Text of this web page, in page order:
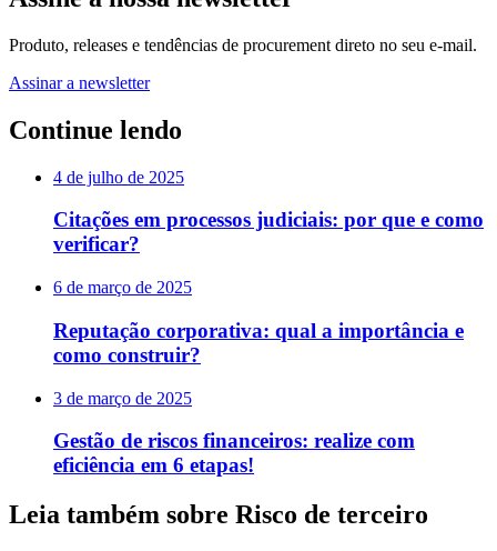
Produto, releases e tendências de procurement direto no seu e-mail.
Assinar a newsletter
Continue lendo
4 de julho de 2025
Citações em processos judiciais: por que e como
verificar?
6 de março de 2025
Reputação corporativa: qual a importância e
como construir?
3 de março de 2025
Gestão de riscos financeiros: realize com
eficiência em 6 etapas!
Leia também sobre Risco de terceiro